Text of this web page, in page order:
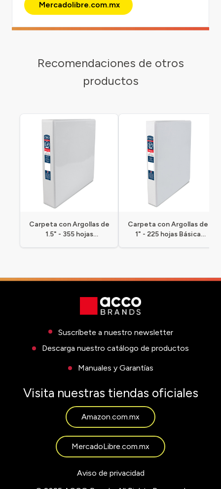
Mercadolibre.com.mx
Recomendaciones de otros
productos
Carpeta con Argollas de
1.5" - 355 hojas
Carpeta con Argollas de
1" - 225 hojas Básica
Suscríbete a nuestro newsletter
Descarga nuestro catálogo de productos
Manuales y Garantías
Visita nuestras tiendas oficiales
Amazon.com.mx
MercadoLibre.com.mx
Aviso de privacidad